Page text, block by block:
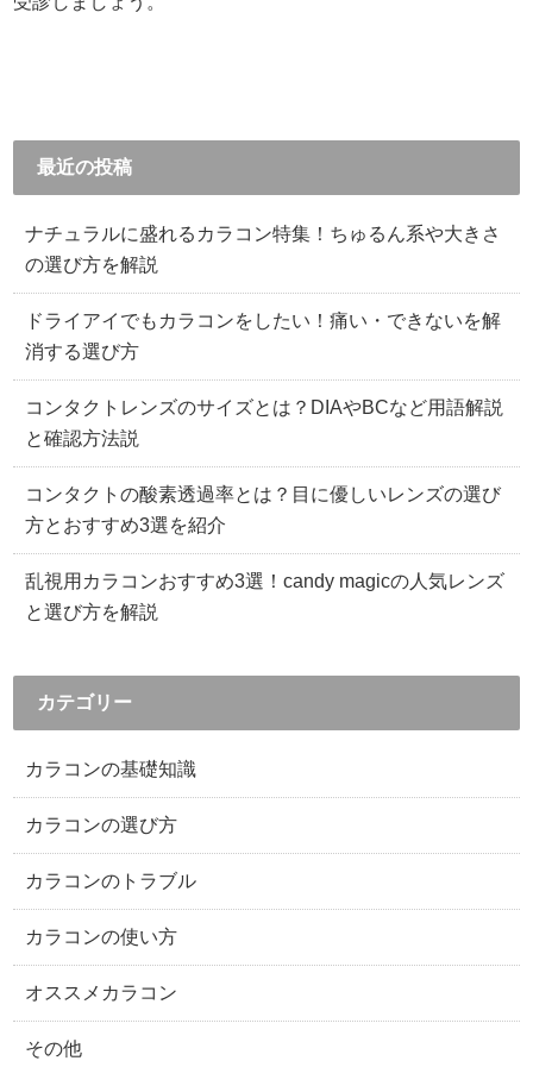
最近の投稿
ナチュラルに盛れるカラコン特集！ちゅるん系や大きさ
の選び方を解説
ドライアイでもカラコンをしたい！痛い・できないを解
消する選び方
コンタクトレンズのサイズとは？DIAやBCなど用語解説
と確認方法説
コンタクトの酸素透過率とは？目に優しいレンズの選び
方とおすすめ3選を紹介
乱視用カラコンおすすめ3選！candy magicの人気レンズ
と選び方を解説
カテゴリー
カラコンの基礎知識
カラコンの選び方
カラコンのトラブル
カラコンの使い方
オススメカラコン
その他